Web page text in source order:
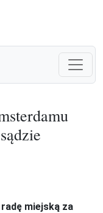
miejską za